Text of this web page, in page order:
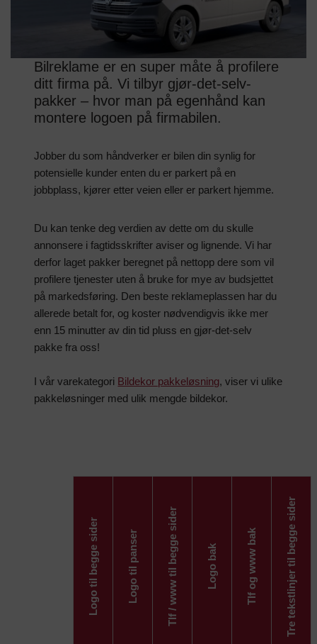
Bilreklame er en super måte å profilere
ditt firma på. Vi tilbyr gjør-det-selv-
pakker – hvor man på egenhånd kan
montere logoen på firmabilen.
Jobber du som håndverker er bilen din synlig for
potensielle kunder enten du er parkert på en
jobbplass, kjører etter veien eller er parkert hjemme.
Du kan tenke deg verdien av dette om du skulle
annonsere i fagtidsskrifter aviser og lignende. Vi har
derfor laget pakker beregnet på nettopp dere som vil
profilere tjenester uten å bruke for mye av budsjettet
på markedsføring. Den beste reklameplassen har du
allerede betalt for, og koster nødvendigvis ikke mer
enn 15 minutter av din tid pluss en gjør-det-selv
pakke fra oss!
I vår varekategori Bildekor pakkeløsning, viser vi ulike
pakkeløsninger med ulik mengde bildekor.
Logo til begge sider Logo til panser Tlf / www til begge sider Logo bak Tlf og www bak Tre tekstlinjer til begge sider